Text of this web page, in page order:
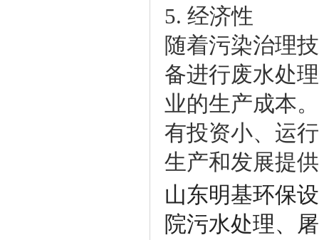
5. 经济性
随着污染治理
备进行废水处
业的生产成本
有投资小、运
生产和发展提
山东明基环保
院污水处理、